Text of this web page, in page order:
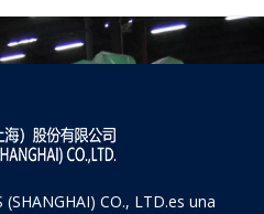
(SHANGHAI) CO., LTD.es una